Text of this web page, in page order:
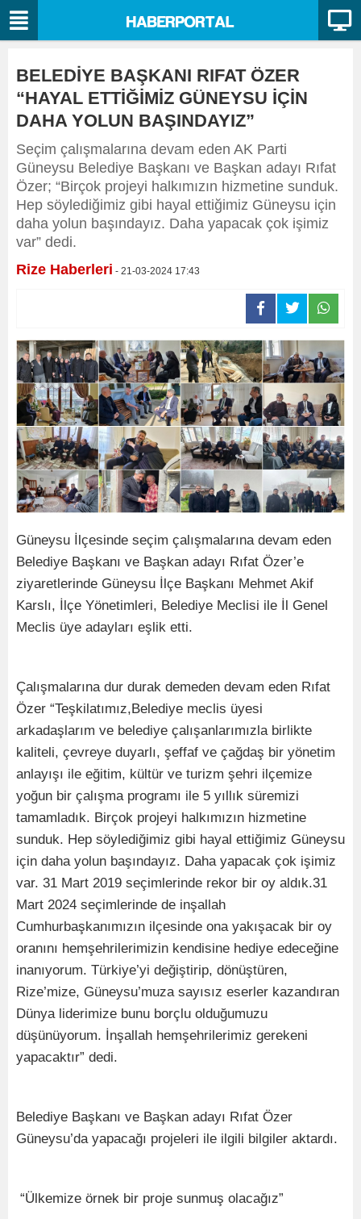
BELEDİYE BAŞKANI RIFAT ÖZER
“HAYAL ETTİĞİMİZ GÜNEYSU İÇİN
DAHA YOLUN BAŞINDAYIZ”
Seçim çalışmalarına devam eden AK Parti
Güneysu Belediye Başkanı ve Başkan adayı Rıfat
Özer; “Birçok projeyi halkımızın hizmetine sunduk.
Hep söylediğimiz gibi hayal ettiğimiz Güneysu için
daha yolun başındayız. Daha yapacak çok işimiz
var” dedi.
Rize Haberleri - 21-03-2024 17:43
Güneysu İlçesinde seçim çalışmalarına devam eden
Belediye Başkanı ve Başkan adayı Rıfat Özer’e
ziyaretlerinde Güneysu İlçe Başkanı Mehmet Akif
Karslı, İlçe Yönetimleri, Belediye Meclisi ile İl Genel
Meclis üye adayları eşlik etti.
Çalışmalarına dur durak demeden devam eden Rıfat
Özer “Teşkilatımız,Belediye meclis üyesi
arkadaşlarım ve belediye çalışanlarımızla birlikte
kaliteli, çevreye duyarlı, şeffaf ve çağdaş bir yönetim
anlayışı ile eğitim, kültür ve turizm şehri ilçemize
yoğun bir çalışma programı ile 5 yıllık süremizi
tamamladık. Birçok projeyi halkımızın hizmetine
sunduk. Hep söylediğimiz gibi hayal ettiğimiz Güneysu
için daha yolun başındayız. Daha yapacak çok işimiz
var. 31 Mart 2019 seçimlerinde rekor bir oy aldık.31
Mart 2024 seçimlerinde de inşallah
Cumhurbaşkanımızın ilçesinde ona yakışacak bir oy
oranını hemşehrilerimizin kendisine hediye edeceğine
inanıyorum. Türkiye’yi değiştirip, dönüştüren,
Rize’mize, Güneysu’muza sayısız eserler kazandıran
Dünya liderimize bunu borçlu olduğumuzu
düşünüyorum. İnşallah hemşehrilerimiz gerekeni
yapacaktır” dedi.
Belediye Başkanı ve Başkan adayı Rıfat Özer
Güneysu’da yapacağı projeleri ile ilgili bilgiler aktardı.
“Ülkemize örnek bir proje sunmuş olacağız”